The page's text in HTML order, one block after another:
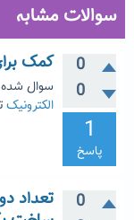
سوالات مشابه
0
0
1
پاسخ
کمک
سوال شده
الکترونیک
0
تعداد